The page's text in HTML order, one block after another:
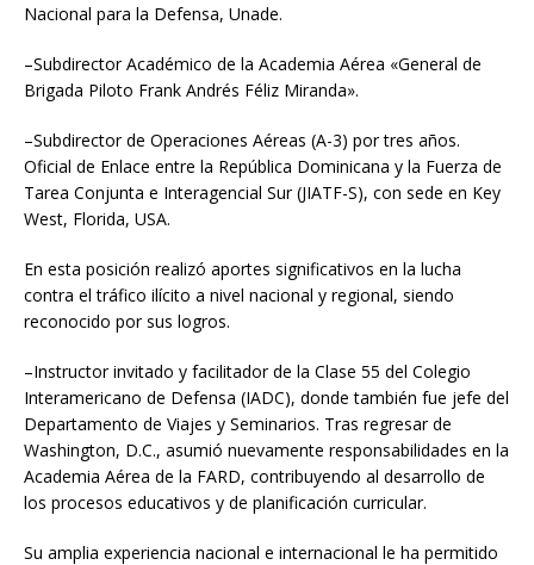
Nacional para la Defensa, Unade.
–Subdirector Académico de la Academia Aérea «General de
Brigada Piloto Frank Andrés Féliz Miranda».
–Subdirector de Operaciones Aéreas (A-3) por tres años.
Oficial de Enlace entre la República Dominicana y la Fuerza de
Tarea Conjunta e Interagencial Sur (JIATF-S), con sede en Key
West, Florida, USA.
En esta posición realizó aportes significativos en la lucha
contra el tráfico ilícito a nivel nacional y regional, siendo
reconocido por sus logros.
–Instructor invitado y facilitador de la Clase 55 del Colegio
Interamericano de Defensa (IADC), donde también fue jefe del
Departamento de Viajes y Seminarios. Tras regresar de
Washington, D.C., asumió nuevamente responsabilidades en la
Academia Aérea de la FARD, contribuyendo al desarrollo de
los procesos educativos y de planificación curricular.
Su amplia experiencia nacional e internacional le ha permitido